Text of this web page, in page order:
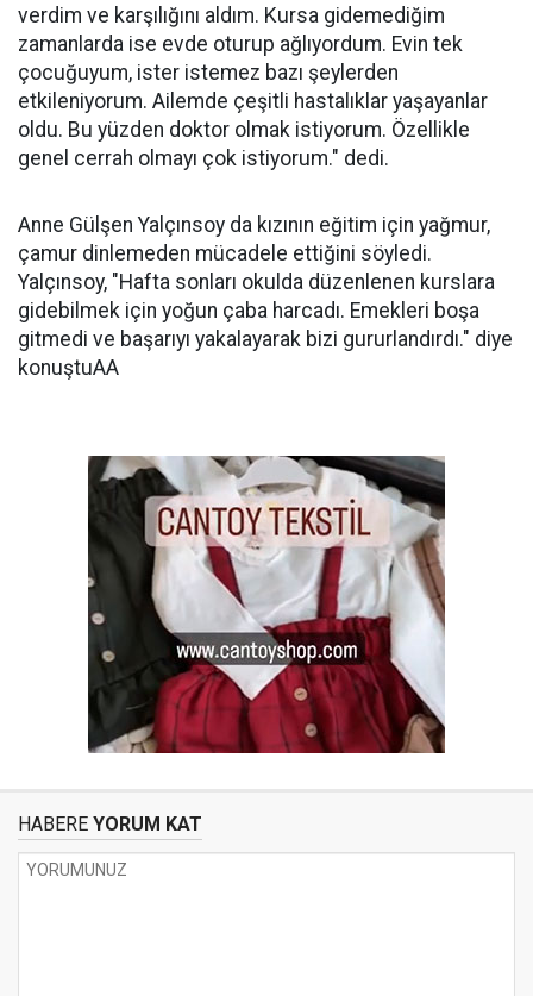
verdim ve karşılığını aldım. Kursa gidemediğim
zamanlarda ise evde oturup ağlıyordum. Evin tek
çocuğuyum, ister istemez bazı şeylerden
etkileniyorum. Ailemde çeşitli hastalıklar yaşayanlar
oldu. Bu yüzden doktor olmak istiyorum. Özellikle
genel cerrah olmayı çok istiyorum." dedi.
Anne Gülşen Yalçınsoy da kızının eğitim için yağmur,
çamur dinlemeden mücadele ettiğini söyledi.
Yalçınsoy, "Hafta sonları okulda düzenlenen kurslara
gidebilmek için yoğun çaba harcadı. Emekleri boşa
gitmedi ve başarıyı yakalayarak bizi gururlandırdı." diye
konuştuAA
HABERE YORUM KAT